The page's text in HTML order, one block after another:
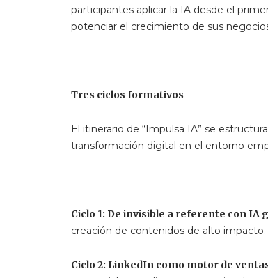
participantes aplicar la IA desde el
potenciar el crecimiento de sus
Tres ciclos formativos
El itinerario de “Impulsa IA” se
transformación digital en el entorno
Ciclo 1: De invisible a referente con IA
creación de contenidos de alto impacto.
Ciclo 2: LinkedIn como motor de